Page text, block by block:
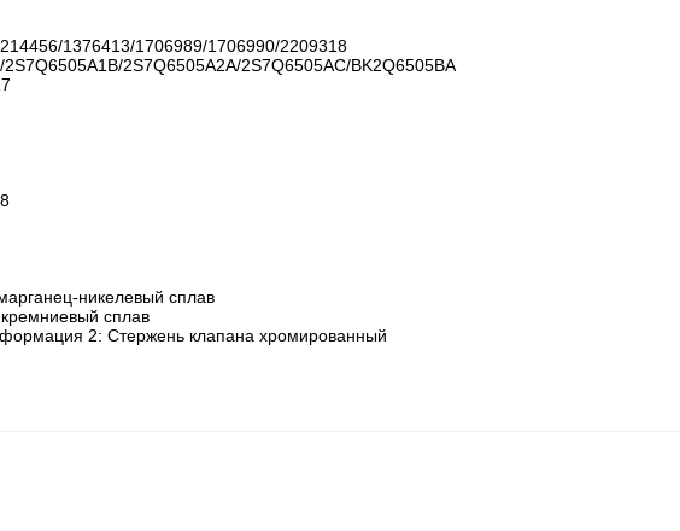
1376413/1706989/1706990/2209318
2S7Q6505A2A/2S7Q6505AC/BK2Q6505BA
никелевый сплав
сплав
2: Стержень клапана хромированный